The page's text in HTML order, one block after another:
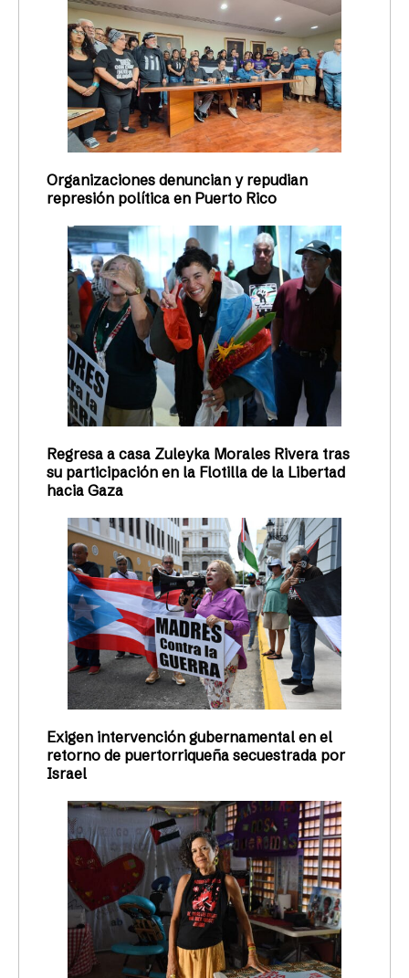
Organizaciones denuncian y repudian
represión política en Puerto Rico
Regresa a casa Zuleyka Morales Rivera tras
su participación en la Flotilla de la Libertad
hacia Gaza
Exigen intervención gubernamental en el
retorno de puertorriqueña secuestrada por
Israel